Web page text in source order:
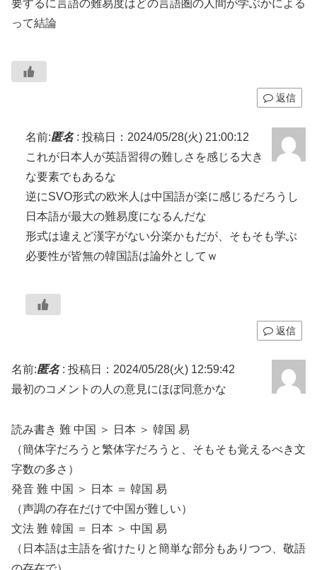
要するに言語の難易度はどの言語圏の人間が学ぶかによる
って結論
返信
名前:匿名: 投稿日：2024/05/28(火) 21:00:12
これが日本人が英語習得の難しさを感じる大き
な要素でもあるな
逆にSVO形式の欧米人は中国語が楽に感じるだろうし
日本語が最大の難易度になるんだな
形式は違えど漢字がない分楽かもだが、そもそも学ぶ
必要性が皆無の韓国語は論外としてｗ
返信
名前:匿名: 投稿日：2024/05/28(火) 12:59:42
最初のコメントの人の意見にほぼ同意かな
読み書き 難 中国 ＞ 日本 ＞ 韓国 易
（簡体字だろうと繁体字だろうと、そもそも覚えるべき文
字数の多さ）
発音 難 中国 ＞ 日本 ＝ 韓国 易
（声調の存在だけで中国が難しい）
文法 難 韓国 ＝ 日本 ＞ 中国 易
（日本語は主語を省けたりと簡単な部分もありつつ、敬語